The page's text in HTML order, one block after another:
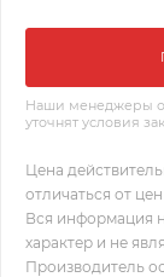
Наши менеджеры
уточнят условия
Цена
отличаться от
Вся информация
характер и не
Производитель